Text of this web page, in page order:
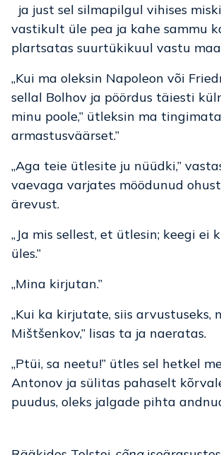
ja just sel silmapilgul vihises
vastikult üle pea ja kahe sammu
plartsatas suurtükikuul vastu
„Kui ma oleksin Napoleon või
sellal Bolhov ja pöördus täiesti
minu poole,” ütleksin ma
armastusväärset.”
„Aga teie ütlesite ju nüüdki,”
vaevaga varjates möödunud
ärevust.
„Ja mis sellest, et ütlesin; keegi ei
üles.”
„Mina kirjutan.”
„Kui ka kirjutate, siis arvustuseks,
Mištšenkov,” lisas ta ja naeratas.
„Ptüi, sa neetu!” ütles sel hetkel
Antonov ja sülitas pahaselt
puudus, oleks jalgade pihta